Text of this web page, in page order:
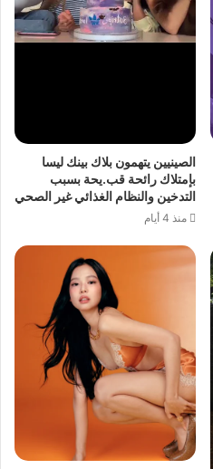
الصينيين يتهمون بلاك بينك ليسا
بإمتلاك رائحة قب.يحة بسبب
التدخين والنظام الغذائي غير الصحي
منذ 4 أيام